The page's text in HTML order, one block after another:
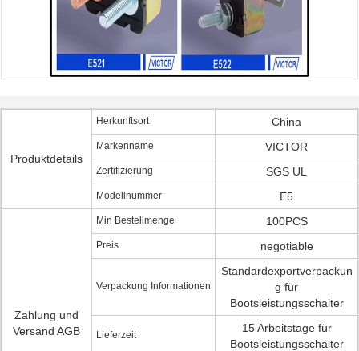
Produktdetails
Herkunftsort China
Markenname VICTOR
Zertifizierung SGS UL
Modellnummer E5
Zahlung und
Versand AGB
Min Bestellmenge 100PCS
Preis negotiable
Verpackung Informationen
Standardexportverpackun
g für
Bootsleistungsschalter
Lieferzeit
15 Arbeitstage für
Bootsleistungsschalter